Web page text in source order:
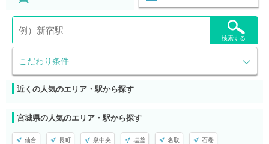
こだわり条件
検索する
近くの人気のエリア・駅から探す
宮城県の人気のエリア・駅から探す
仙台 長町 泉中央 塩釜 名取 石巻